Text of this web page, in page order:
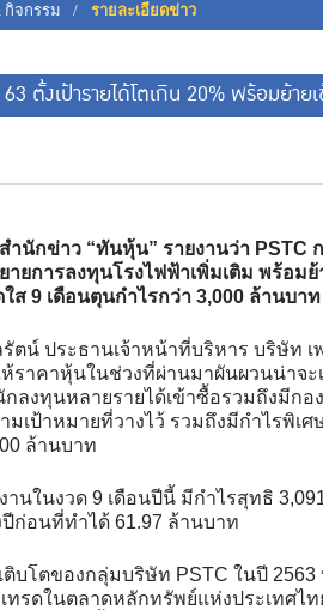
กิจกรรม รายละเอียดข่าว
ตั้งเป้ารายได้โตเกิน 20% พร้อมย้าย
ำนักข่าว “ทันหุ้น” รายงานว่า PSTC
ายการลงทุนโรงไฟฟ้าเพิ่มเติม พร้อม
ส 9 เดือนตุนกำไรกว่า 3,000 ล้านบา
ตน์ ประธานเจ้าหน้าที่บริหาร บริษัท
ห้ราคาหุ้นในช่วงที่ผ่านมาผันผวนน่าจ
ลงทุนหลายรายได้เข้าซื้อรวมถึงมี
ามเป้าหมายที่วางไว้ รวมถึงมีกำไร
ล้านบาท
านในงวด 9 เดือนปีนี้ มีกำไรสุทธิ
ก่อนที่ทำได้ 61.97 ล้านบาท
บโตของกลุ่มบริษัท PSTC ในปี
ทรดในตลาดหลักทรัพย์แห่งประเทศไ